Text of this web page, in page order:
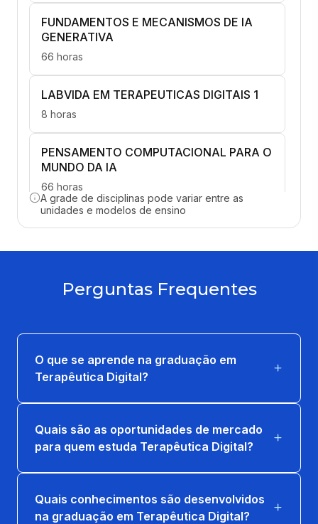
FUNDAMENTOS E MECANISMOS DE IA
GENERATIVA
66 horas
LABVIDA EM TERAPEUTICAS DIGITAIS 1
8 horas
PENSAMENTO COMPUTACIONAL PARA O
MUNDO DA IA
66 horas
PRODUTIVIDADE E AUTOMAÇÃO
ETICA, LGPD E REGULACAO EM SAUDE
66 horas
FUNDAMENTOS DE SAUDE MENTAL E
REDES DE CUIDADO
66 horas
FUNDAMENTOS DE TERAPEUTICAS
DIGITAIS (DTX) E SAUDE DIGITAL
66 horas
LABVIDA EM TERAPEUTICAS DIGITAIS 2
A grade de disciplinas pode variar entre as
unidades e modelos de ensino
Perguntas Frequentes
O que se aprende na graduação em
Terapêutica Digital?
Quais são as oportunidades de mercado
para quem estuda Terapêutica Digital?
Quais conhecimentos são desenvolvidos
na graduação em Terapêutica Digital?